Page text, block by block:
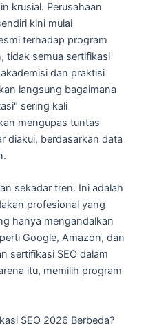
krusial. Perusahaan
kini mulai
terhadap program
tidak semua sertifikasi
dan praktisi
langsung bagaimana
sering kali
mengupas tuntas
diakui, berdasarkan data
sekadar tren. Ini adalah
profesional yang
hanya mengandalkan
Google, Amazon, dan
sertifikasi SEO dalam
itu, memilih program
SEO 2026 Berbeda?